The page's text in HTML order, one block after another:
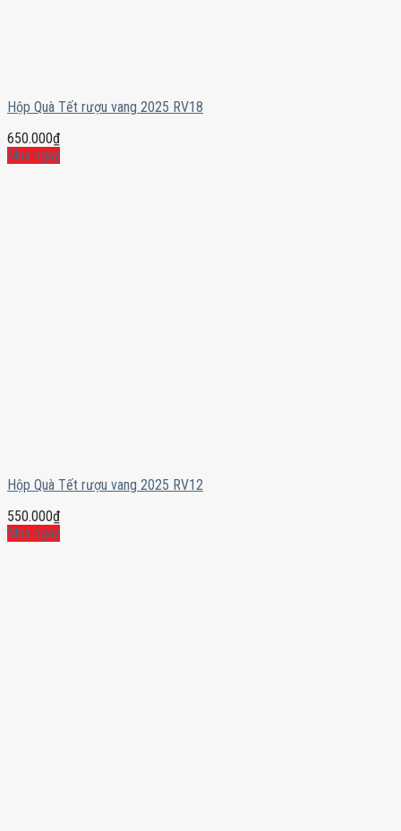
Hộp Quà Tết rượu vang 2025 RV18
650.000₫
Mua ngay
Hộp Quà Tết rượu vang 2025 RV12
550.000₫
Mua ngay